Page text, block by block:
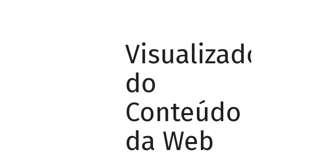
Visualizador
do
Conteúdo
da Web